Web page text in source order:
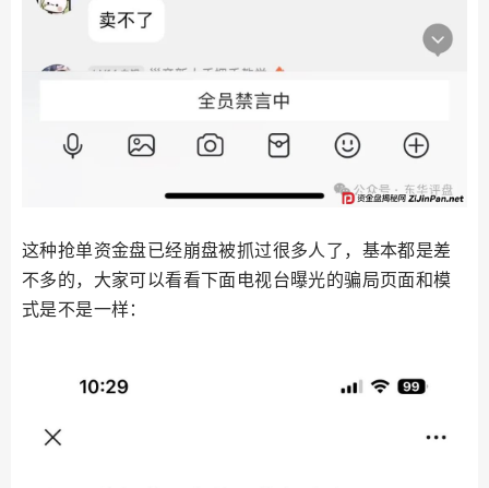
这种抢单资金盘已经崩盘被抓过很多人了，基本都是差
不多的，大家可以看看下面电视台曝光的骗局页面和模
式是不是一样：